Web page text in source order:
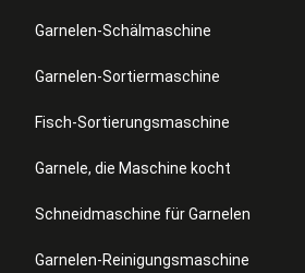
Garnelen-Schälmaschine
Garnelen-Sortiermaschine
Fisch-Sortierungsmaschine
Garnele, die Maschine kocht
Schneidmaschine für Garnelen
Garnelen-Reinigungsmaschine